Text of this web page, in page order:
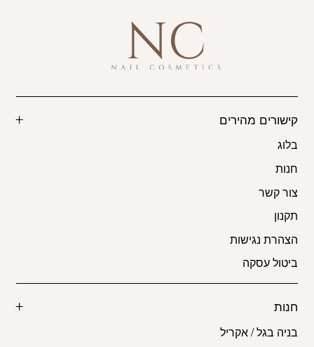
קישורים מהירים
בלוג
חנות
צור קשר
תקנון
הצהרת נגישות
ביטול עסקה
חנות
בניה בגל / אקריל